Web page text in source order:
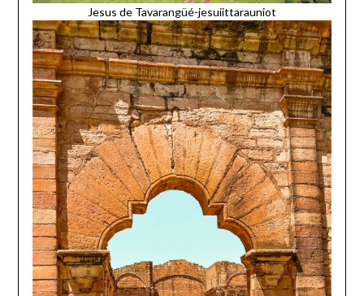
Jesus de Tavarangüé-jesuiittarauniot